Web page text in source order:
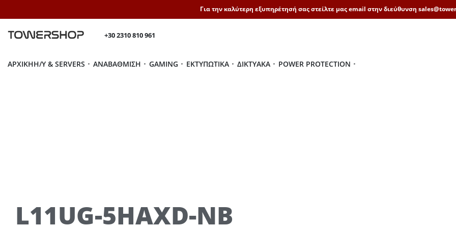
Για την καλύτερη εξυπηρέτησή σας στείλτε μας email στην διεύθυνση
+30 2310 810 961
ΑΡΧΙΚΉH/Y & SERVERS ΑΝΑΒΆΘΜΙΣΗ GAMING ΕΚΤΥΠΩΤΙΚΆ ΔΙΚΤΥΑΚΆ POWER PROTECTION
L11UG-5HAXD-NB